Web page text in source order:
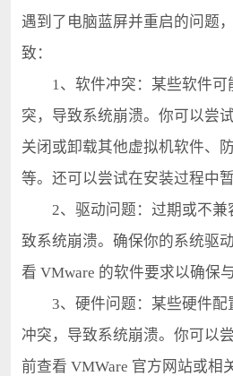
遇到了电脑蓝屏并重启的问题
致：
1、软件冲突：某些软件可
突，导致系统崩溃。你可以尝
关闭或卸载其他虚拟机软件、
等。还可以尝试在安装过程中
2、驱动问题：过期或不兼
致系统崩溃。确保你的系统驱
看 VMware 的软件要求以确保
3、硬件问题：某些硬件配
冲突，导致系统崩溃。你可以
前查看 VMWare 官方网站或相